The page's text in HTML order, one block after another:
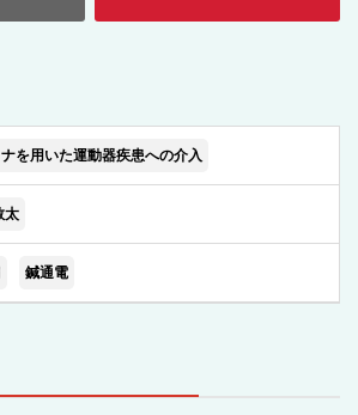
を用いた運動器疾患への介入
太
鍼通電